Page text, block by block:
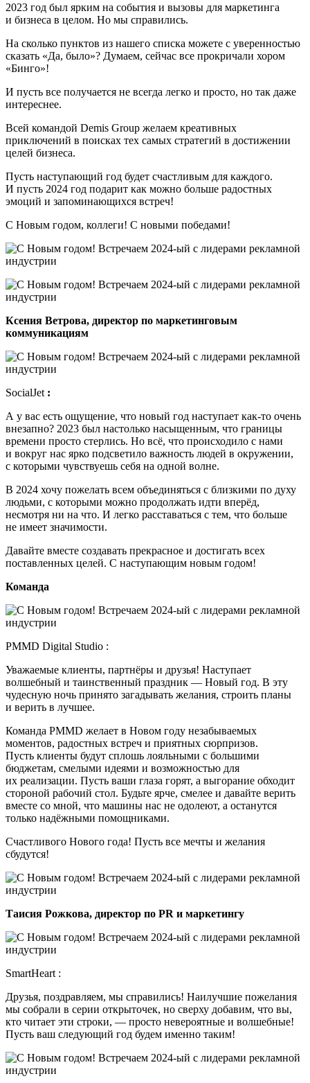
2023 год был ярким на события и вызовы для маркетинга
и бизнеса в целом. Но мы справились.
На сколько пунктов из нашего списка можете с уверенностью
сказать «Да, было»? Думаем, сейчас все прокричали хором
«Бинго»!
И пусть все получается не всегда легко и просто, но так даже
интереснее.
Всей командой Demis Group желаем креативных
приключений в поисках тех самых стратегий в достижении
целей бизнеса.
Пусть наступающий год будет счастливым для каждого.
И пусть 2024 год подарит как можно больше радостных
эмоций и запоминающихся встреч!
С Новым годом, коллеги! С новыми победами!
Ксения Ветрова, директор по маркетинговым
коммуникациям
SocialJet :
А у вас есть ощущение, что новый год наступает как-то очень
внезапно? 2023 был настолько насыщенным, что границы
времени просто стерлись. Но всё, что происходило с нами
и вокруг нас ярко подсветило важность людей в окружении,
с которыми чувствуешь себя на одной волне.
В 2024 хочу пожелать всем объединяться с близкими по духу
людьми, с которыми можно продолжать идти вперёд,
несмотря ни на что. И легко расставаться с тем, что больше
не имеет значимости.
Давайте вместе создавать прекрасное и достигать всех
поставленных целей. С наступающим новым годом!
Команда
PMMD Digital Studio :
Уважаемые клиенты, партнёры и друзья! Наступает
волшебный и таинственный праздник — Новый год. В эту
чудесную ночь принято загадывать желания, строить планы
и верить в лучшее.
Команда PMMD желает в Новом году незабываемых
моментов, радостных встреч и приятных сюрпризов.
Пусть клиенты будут сплошь лояльными с большими
бюджетам, смелыми идеями и возможностью для
их реализации. Пусть ваши глаза горят, а выгорание обходит
стороной рабочий стол. Будьте ярче, смелее и давайте верить
вместе со мной, что машины нас не одолеют, а останутся
только надёжными помощниками.
Счастливого Нового года! Пусть все мечты и желания
сбудутся!
Таисия Рожкова, директор по PR и маркетингу
SmartHeart :
Друзья, поздравляем, мы справились! Наилучшие пожелания
мы собрали в серии открыточек, но сверху добавим, что вы,
кто читает эти строки, — просто невероятные и волшебные!
Пусть ваш следующий год будем именно таким!